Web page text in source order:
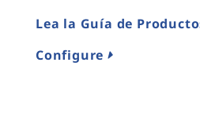
Lea la Guía de
Configure